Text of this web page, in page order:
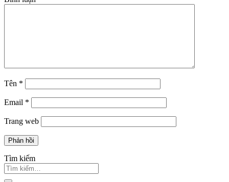
Tên *
Email *
Trang web
Tìm kiếm